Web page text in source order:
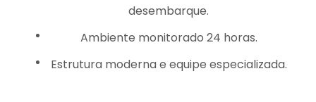
desembarque.
Ambiente monitorado 24 horas.
Estrutura moderna e equipe especializada.